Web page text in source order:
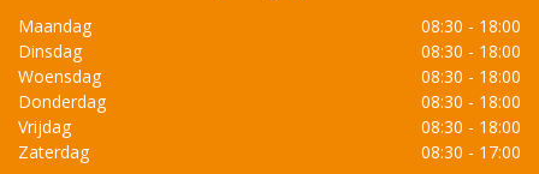
Maandag
08:30 - 18:00
Dinsdag
08:30 - 18:00
Woensdag
08:30 - 18:00
Donderdag
08:30 - 18:00
Vrijdag
08:30 - 18:00
Zaterdag
08:30 - 17:00